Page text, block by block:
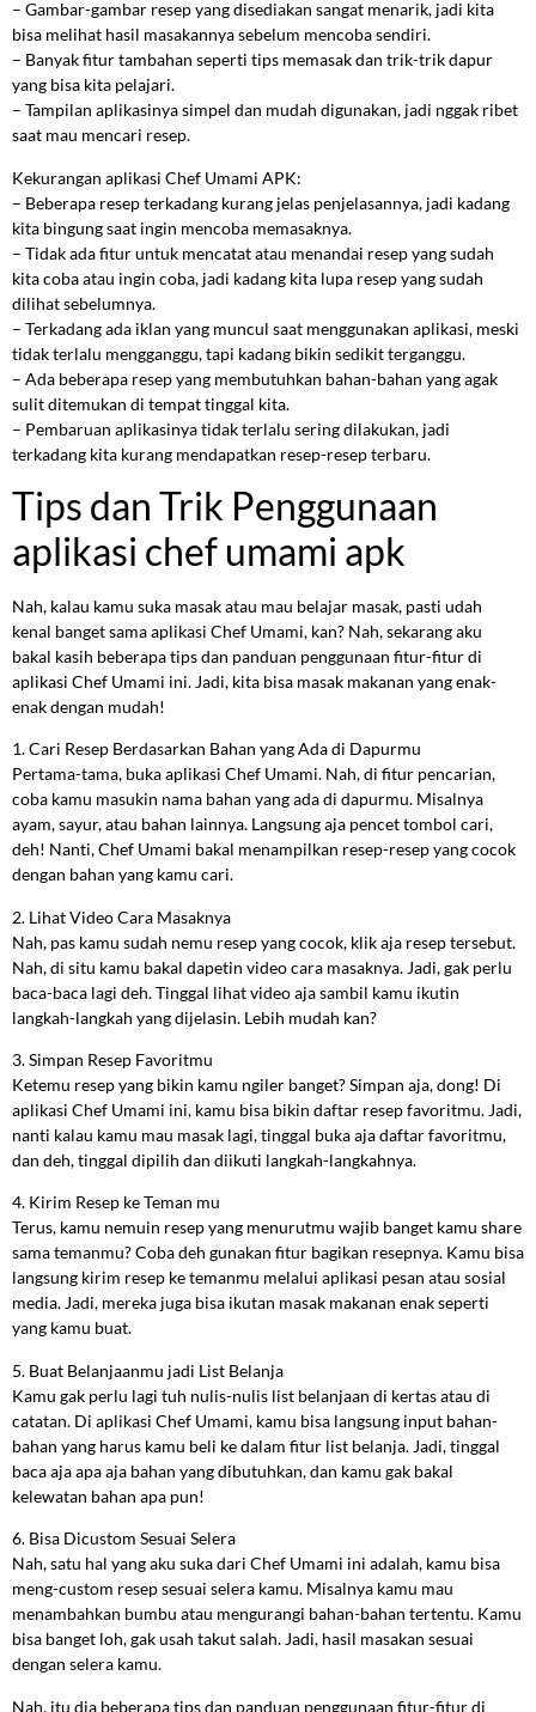
– Gambar-gambar resep yang disediakan sangat menarik, jadi kita
bisa melihat hasil masakannya sebelum mencoba sendiri.
– Banyak fitur tambahan seperti tips memasak dan trik-trik dapur
yang bisa kita pelajari.
– Tampilan aplikasinya simpel dan mudah digunakan, jadi nggak ribet
saat mau mencari resep.
Kekurangan aplikasi Chef Umami APK:
– Beberapa resep terkadang kurang jelas penjelasannya, jadi kadang
kita bingung saat ingin mencoba memasaknya.
– Tidak ada fitur untuk mencatat atau menandai resep yang sudah
kita coba atau ingin coba, jadi kadang kita lupa resep yang sudah
dilihat sebelumnya.
– Terkadang ada iklan yang muncul saat menggunakan aplikasi, meski
tidak terlalu mengganggu, tapi kadang bikin sedikit terganggu.
– Ada beberapa resep yang membutuhkan bahan-bahan yang agak
sulit ditemukan di tempat tinggal kita.
– Pembaruan aplikasinya tidak terlalu sering dilakukan, jadi
terkadang kita kurang mendapatkan resep-resep terbaru.
Tips dan Trik Penggunaan
aplikasi chef umami apk
Nah, kalau kamu suka masak atau mau belajar masak, pasti udah
kenal banget sama aplikasi Chef Umami, kan? Nah, sekarang aku
bakal kasih beberapa tips dan panduan penggunaan fitur-fitur di
aplikasi Chef Umami ini. Jadi, kita bisa masak makanan yang enak-
enak dengan mudah!
1. Cari Resep Berdasarkan Bahan yang Ada di Dapurmu
Pertama-tama, buka aplikasi Chef Umami. Nah, di fitur pencarian,
coba kamu masukin nama bahan yang ada di dapurmu. Misalnya
ayam, sayur, atau bahan lainnya. Langsung aja pencet tombol cari,
deh! Nanti, Chef Umami bakal menampilkan resep-resep yang cocok
dengan bahan yang kamu cari.
2. Lihat Video Cara Masaknya
Nah, pas kamu sudah nemu resep yang cocok, klik aja resep tersebut.
Nah, di situ kamu bakal dapetin video cara masaknya. Jadi, gak perlu
baca-baca lagi deh. Tinggal lihat video aja sambil kamu ikutin
langkah-langkah yang dijelasin. Lebih mudah kan?
3. Simpan Resep Favoritmu
Ketemu resep yang bikin kamu ngiler banget? Simpan aja, dong! Di
aplikasi Chef Umami ini, kamu bisa bikin daftar resep favoritmu. Jadi,
nanti kalau kamu mau masak lagi, tinggal buka aja daftar favoritmu,
dan deh, tinggal dipilih dan diikuti langkah-langkahnya.
4. Kirim Resep ke Teman mu
Terus, kamu nemuin resep yang menurutmu wajib banget kamu share
sama temanmu? Coba deh gunakan fitur bagikan resepnya. Kamu bisa
langsung kirim resep ke temanmu melalui aplikasi pesan atau sosial
media. Jadi, mereka juga bisa ikutan masak makanan enak seperti
yang kamu buat.
5. Buat Belanjaanmu jadi List Belanja
Kamu gak perlu lagi tuh nulis-nulis list belanjaan di kertas atau di
catatan. Di aplikasi Chef Umami, kamu bisa langsung input bahan-
bahan yang harus kamu beli ke dalam fitur list belanja. Jadi, tinggal
baca aja apa aja bahan yang dibutuhkan, dan kamu gak bakal
kelewatan bahan apa pun!
6. Bisa Dicustom Sesuai Selera
Nah, satu hal yang aku suka dari Chef Umami ini adalah, kamu bisa
meng-custom resep sesuai selera kamu. Misalnya kamu mau
menambahkan bumbu atau mengurangi bahan-bahan tertentu. Kamu
bisa banget loh, gak usah takut salah. Jadi, hasil masakan sesuai
dengan selera kamu.
Nah, itu dia beberapa tips dan panduan penggunaan fitur-fitur di